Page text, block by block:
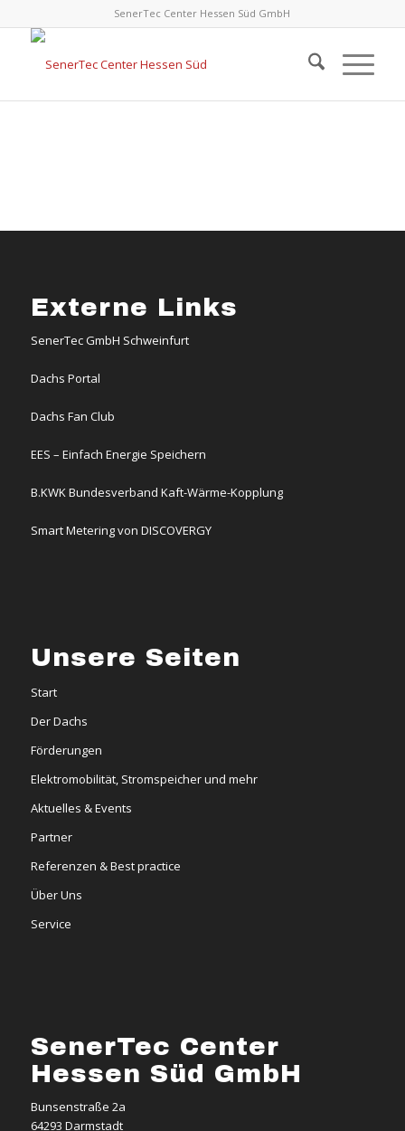
SenerTec Center Hessen Süd GmbH
Externe Links
SenerTec GmbH Schweinfurt
Dachs Portal
Dachs Fan Club
EES – Einfach Energie Speichern
B.KWK Bundesverband Kaft-Wärme-Kopplung
Smart Metering von DISCOVERGY
Unsere Seiten
Start
Der Dachs
Förderungen
Elektromobilität, Stromspeicher und mehr
Aktuelles & Events
Partner
Referenzen & Best practice
Über Uns
Service
SenerTec Center
Hessen Süd GmbH
Bunsenstraße 2a
64293 Darmstadt